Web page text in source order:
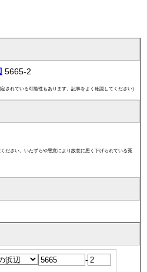
5665-2
されている可能性もあります。記事をよく確認してください)
ださい。いたずらや悪意により故意に悪く下げられている冤
-